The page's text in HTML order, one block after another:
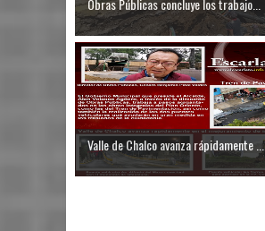
Obras Públicas concluye los trabajo...
Valle de Chalco avanza rápidamente ...